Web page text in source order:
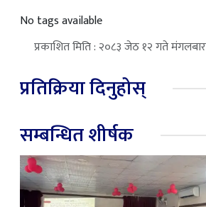
No tags available
प्रकाशित मिति : २०८३ जेठ १२ गते मंगलबार
प्रतिक्रिया दिनुहोस्
सम्बन्धित शीर्षक